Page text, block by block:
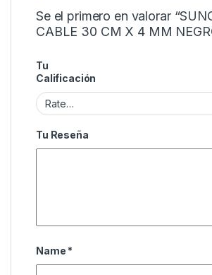
Se el primero en valorar
CABLE 30 CM X 4 MM
Tu
Calificación
Tu Reseña
Name *